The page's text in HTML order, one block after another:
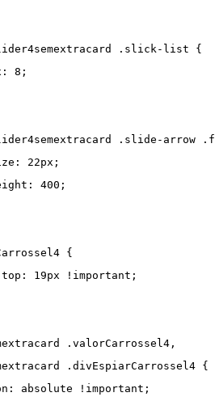
.slick-list {
8;
.slide-arrow
22px;
400;
{
19px !important;
.valorCarrossel4,
.divEspiarCarrossel4 {
absolute !important;